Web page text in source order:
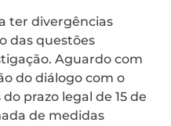
ter divergências
das questões
Aguardo com
do diálogo com o
prazo legal de 15 de
de medidas